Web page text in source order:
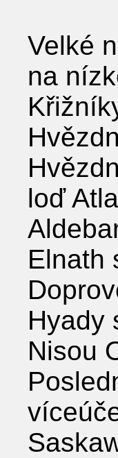
Velké
na
loď
Elnath
Hyady
Nisou